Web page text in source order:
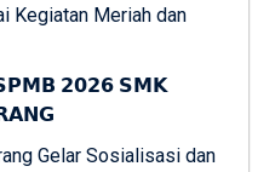
Kegiatan Meriah dan
𝗦𝗣𝗠𝗕 𝟮𝟬𝟮𝟲 𝗦𝗠𝗞
Gelar Sosialisasi dan